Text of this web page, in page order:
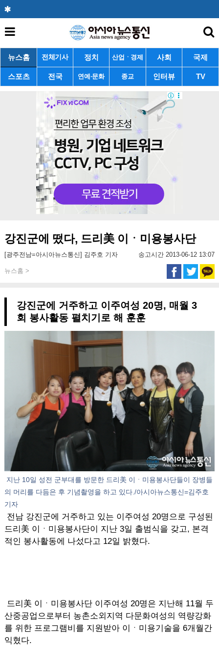
뉴스홈 전체기사 정치 산업ㆍ경제 사회 국제
스포츠 전국 연예·문화 종교 인터뷰 TV
강진군에 떴다, 드리美 이ㆍ미용봉사단
[광주전남=아시아뉴스통신] 김주호 기자 송고시간 2013-06-12 13:07
뉴스홈 >
강진군에 거주하고 이주여성 20명, 매월 3
회 봉사활동 펼치기로 해 훈훈
지난 10일 성전 군부대를 방문한 드리美 이ㆍ미용봉사단들이 장병들
의 머리를 다듬은 후 기념촬영을 하고 있다./아시아뉴스통신=김주호
기자
전남 강진군에 거주하고 있는 이주여성 20명으로 구성된
드리美 이ㆍ미용봉사단이 지난 3일 출범식을 갖고, 본격
적인 봉사활동에 나섰다고 12일 밝혔다.
드리美 이ㆍ미용봉사단 이주여성 20명은 지난해 11월 두
산중공업으로부터 농촌소외지역 다문화여성의 역량강화
를 위한 프로그램비를 지원받아 이ㆍ미용기술을 6개월간
익혔다.